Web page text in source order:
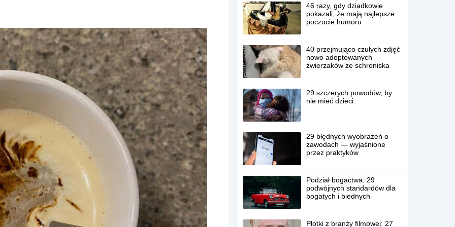
46 razy, gdy dziadkowie
pokazali, że mają najlepsze
poczucie humoru
40 przejmująco czułych zdjęć
nowo adoptowanych
zwierzaków ze schroniska
29 szczerych powodów, by
nie mieć dzieci
29 błędnych wyobrażeń o
zawodach — wyjaśnione
przez praktyków
Podział bogactwa: 29
podwójnych standardów dla
bogatych i biednych
Plotki z branży filmowej: 27